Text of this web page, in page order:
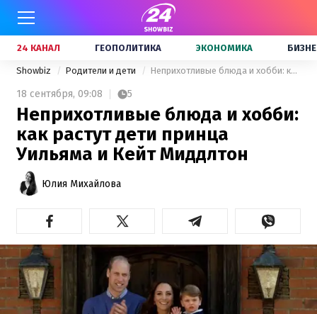
24 КАНАЛ ГЕОПОЛИТИКА ЭКОНОМИКА
Showbiz Родители и дети Неприхотливые блюда и хобби: как растут дети принца Уильяма и Кейт Миддлтон
18 сентября, 09:08 5
Неприхотливые блюда и хобби:
как растут дети принца
Уильяма и Кейт Миддлтон
Юлия Михайлова